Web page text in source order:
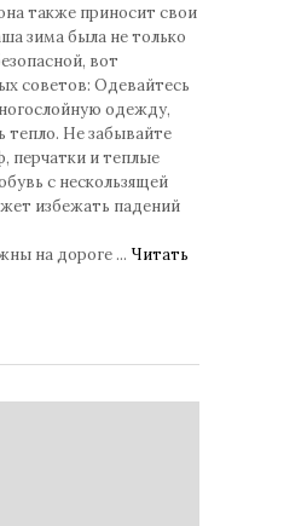
также приносит свои
зима была не только
вот
советов: Одевайтесь
одежду,
тепло. Не забывайте
перчатки и теплые
с нескользящей
избежать падений
на дороге ... Читать